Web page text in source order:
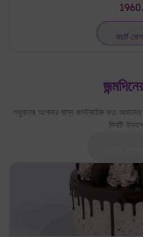
কার্টে
শুধুমাত্র আপনার জন্য কাস্টমাইজ করা আমাদের
দিনটি